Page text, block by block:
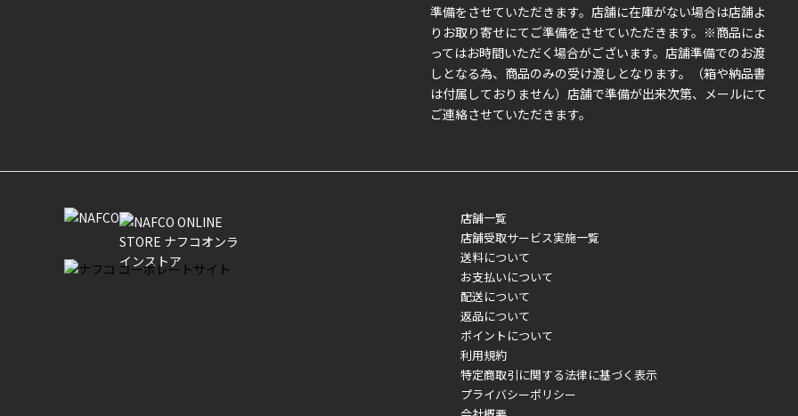
準備をさせていただきます。店舗に在庫がない場合は店舗よ
りお取り寄せにてご準備をさせていただきます。※商品によ
ってはお時間いただく場合がございます。店舗準備でのお渡
しとなる為、商品のみの受け渡しとなります。（箱や納品書
は付属しておりません）店舗で準備が出来次第、メールにて
ご連絡させていただきます。
店舗一覧
店舗受取サービス実施一覧
送料について
お支払いについて
配送について
返品について
ポイントについて
利用規約
特定商取引に関する法律に基づく表示
プライバシーポリシー